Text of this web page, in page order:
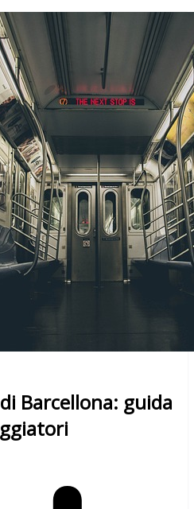
Barcellona: guida